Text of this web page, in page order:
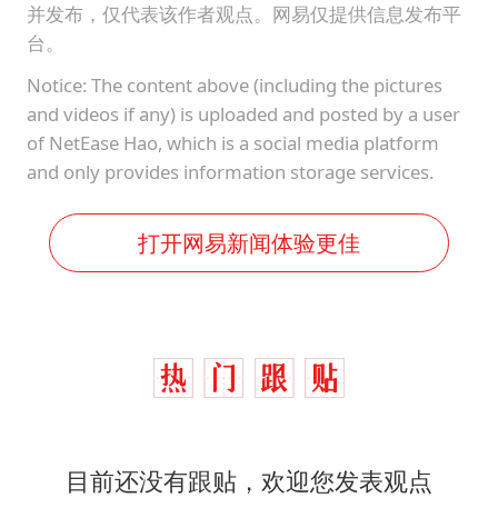
并发布，仅代表该作者观点。网易仅提供信息发布平
台。
Notice: The content above (including the pictures
and videos if any) is uploaded and posted by a user
of NetEase Hao, which is a social media platform
and only provides information storage services.
打开网易新闻体验更佳
目前还没有跟贴，欢迎您发表观点